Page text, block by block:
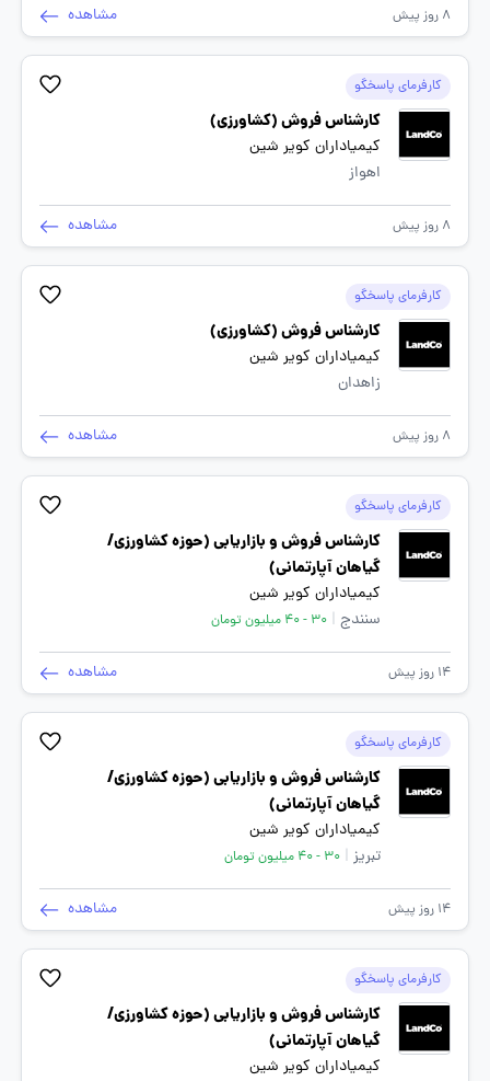
8 روز پیش مشاهده
کارفرمای پاسخگو
کارشناس فروش (کشاورزی)
کیمیاداران کویر شین
اهواز
8 روز پیش مشاهده
کارفرمای پاسخگو
کارشناس فروش (کشاورزی)
کیمیاداران کویر شین
زاهدان
8 روز پیش مشاهده
کارفرمای پاسخگو
کارشناس فروش و بازاریابی (حوزه کشاورزی/
گیاهان آپارتمانی)
کیمیاداران کویر شین
سنندج | 30 - 40 میلیون تومان
14 روز پیش مشاهده
کارفرمای پاسخگو
کارشناس فروش و بازاریابی (حوزه کشاورزی/
گیاهان آپارتمانی)
کیمیاداران کویر شین
تبریز | 30 - 40 میلیون تومان
14 روز پیش مشاهده
کارفرمای پاسخگو
کارشناس فروش و بازاریابی (حوزه کشاورزی/
گیاهان آپارتمانی)
کیمیاداران کویر شین